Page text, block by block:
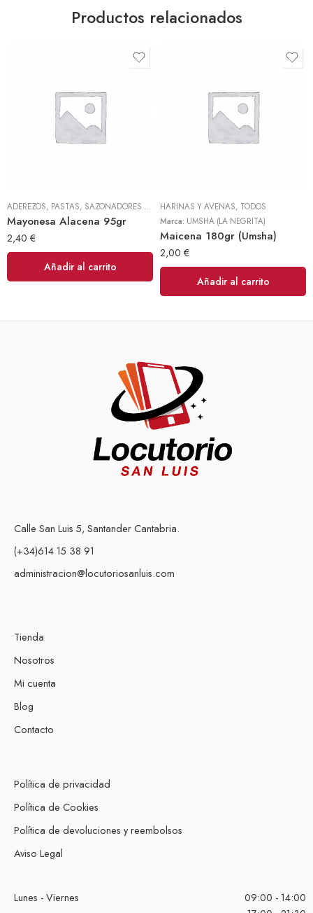
Productos relacionados
ADEREZOS, PASTAS, SAZONADORES Y CONDIMENTOS ,TODOS
Mayonesa Alacena 95gr
2,40 €
Añadir al carrito
HARINAS Y AVENAS, TODOS
Marca: UMSHA (LA NEGRITA)
Maicena 180gr (Umsha)
2,00 €
Añadir al carrito
Calle San Luis 5, Santander Cantabria.
(+34)614 15 38 91
administracion@locutoriosanluis.com
Tienda
Nosotros
Mi cuenta
Blog
Contacto
Política de privacidad
Política de Cookies
Política de devoluciones y reembolsos
Aviso Legal
Lunes - Viernes
09:00 - 14:00